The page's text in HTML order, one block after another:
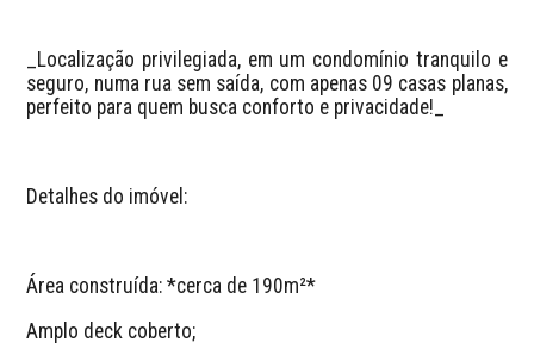
_Localização privilegiada, em um condomínio tranquilo e
seguro, numa rua sem saída, com apenas 09 casas planas,
perfeito para quem busca conforto e privacidade!_
Detalhes do imóvel:
Área construída: *cerca de 190m²*
Amplo deck coberto;